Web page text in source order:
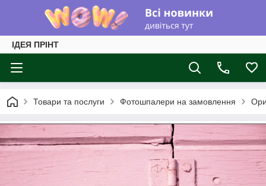
ІДЕЯ ПРІНТ
Товари та послуги Фотошпалери на замовлення